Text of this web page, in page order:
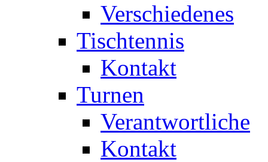
Verschiedenes
Tischtennis
Kontakt
Turnen
Verantwortliche
Kontakt